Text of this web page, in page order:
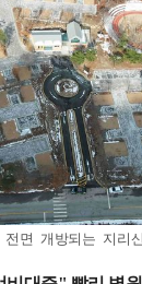
면 개방되는 지리